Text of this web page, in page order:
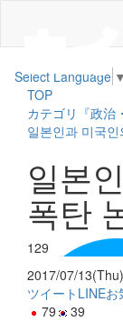
Select Language ▼
TOP
カテゴリ『政治
일본인과 미국
일본
폭탄
129
2017/07/
ツイート LINEお
79
39